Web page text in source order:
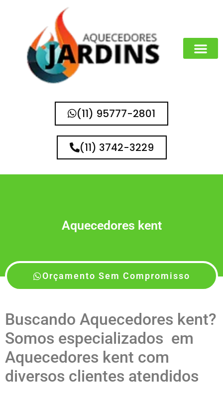
(11) 95777-2801
(11) 3742-3229
Aquecedores kent
Orçamento Sem Compromisso
Buscando Aquecedores kent?
Somos especializados em
Aquecedores kent com
diversos clientes atendidos